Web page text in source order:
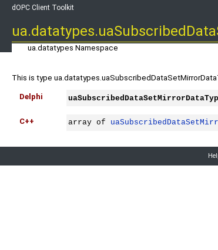
dOPC Client Toolkit
ua.datatypes Namespace
This is type
Delphi
C++ array of